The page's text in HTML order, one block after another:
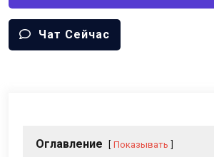
Чат Сейчас
Оглавление Показывать